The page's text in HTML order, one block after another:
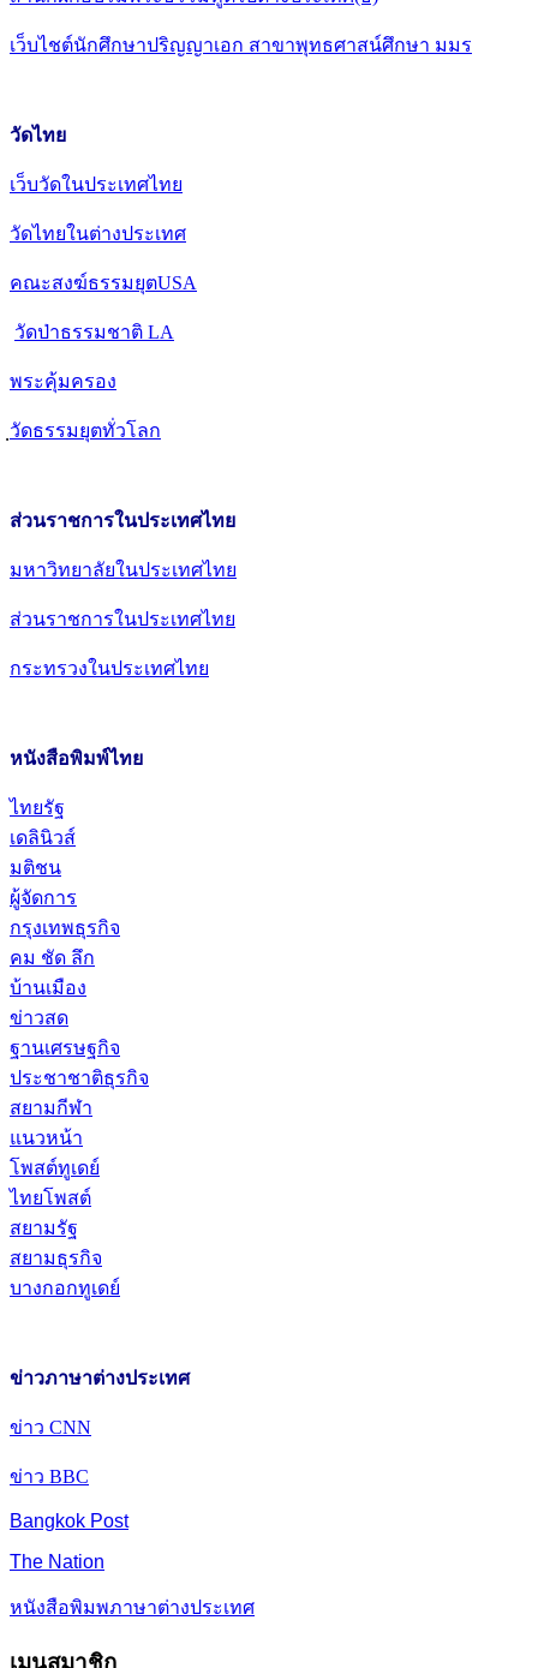
เว็บไชต์นักศึกษาปริญญาเอก สาขาพุทธศาสน์ศึกษา มมร
วัดไทย
เว็บวัดในประเทศไทย
วัดไทยในต่างประเทศ
คณะสงฆ์ธรรมยุตUSA
วัดป่าธรรมชาติ LA
พระคุ้มครอง
วัดธรรมยุตทั่วโลก
ส่วนราชการในประเทศไทย
มหาวิทยาลัยในประเทศไทย
ส่วนราชการในประเทศไทย
กระทรวงในประเทศไทย
หนังสือพิมพ์ไทย
ไทยรัฐ
เดลินิวส์
มติชน
ผู้จัดการ
กรุงเทพธุรกิจ
คม ชัด ลึก
บ้านเมือง
ข่าวสด
ฐานเศรษฐกิจ
ประชาชาติธุรกิจ
สยามกีฬา
แนวหน้า
โพสต์ทูเดย์
ไทยโพสต์
สยามรัฐ
สยามธุรกิจ
บางกอกทูเดย์
ข่าวภาษาต่างประเทศ
ข่าว CNN
ข่าว BBC
Bangkok Post
The Nation
หนังสือพิมพภาษาต่างประเทศ
เมนูสมาชิก